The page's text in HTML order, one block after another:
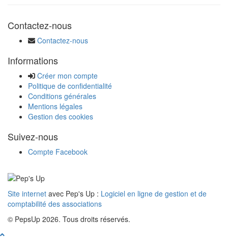
Contactez-nous
Contactez-nous
Informations
Créer mon compte
Politique de confidentialité
Conditions générales
Mentions légales
Gestion des cookies
Suivez-nous
Compte Facebook
Site internet avec Pep's Up : Logiciel en ligne de gestion et de
comptabilité des associations
© PepsUp 2026. Tous droits réservés.